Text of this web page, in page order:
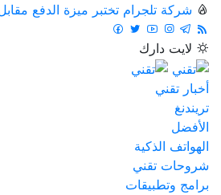
شركة تلجرام تختبر ميزة الدفع
لايت دارك
أخبار تقني
تريندنغ
الأفضل
الهواتف الذكية
شروحات تقني
برامج وتطبيقات